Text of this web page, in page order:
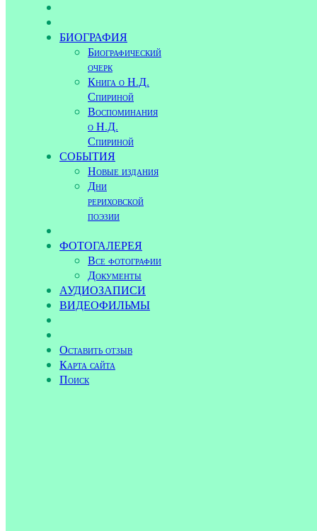
БИОГРАФИЯ
Биографический
очерк
Книга о Н.Д.
Спириной
Воспоминания
о Н.Д.
Спириной
СОБЫТИЯ
Новые издания
Дни
рериховской
поэзии
ФОТОГАЛЕРЕЯ
Все фотографии
Документы
АУДИОЗАПИСИ
ВИДЕОФИЛЬМЫ
Оставить отзыв
Карта сайта
Поиск